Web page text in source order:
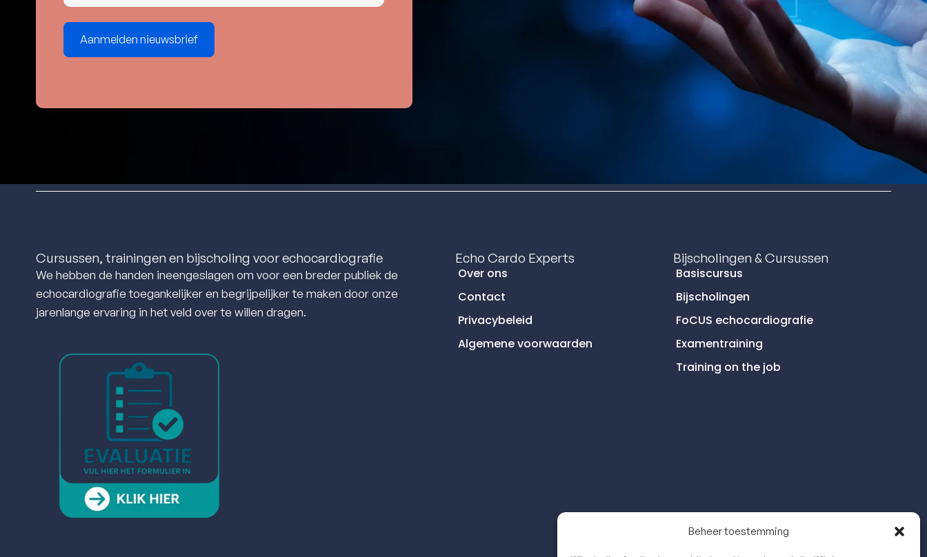
Beheer toestemming
Cursussen, trainingen en bijscholing voor echocardiografie
We hebben de handen ineengeslagen om voor een breder publiek de
echocardiografie toegankelijker en begrijpelijker te maken door onze
jarenlange ervaring in het veld over te willen dragen.
Echo Cardo Experts
Over ons
Contact
Privacybeleid
Algemene voorwaarden
Bijscholingen & Cursussen
Basiscursus
Bijscholingen
FoCUS echocardiografie
Examentraining
Training on the job